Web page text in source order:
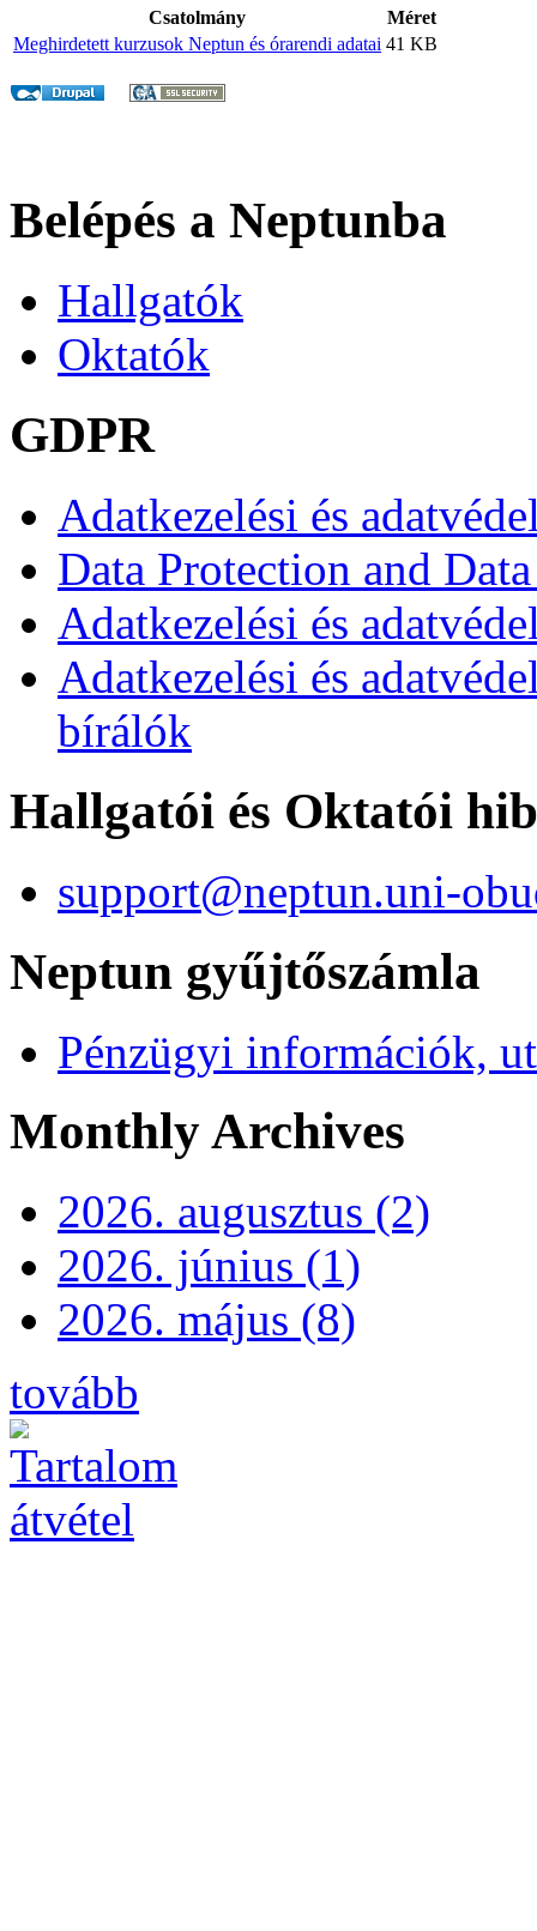
Csatolmány
Méret
Meghirdetett kurzusok Neptun és órarendi adatai 41 KB
Belépés a Neptunba
Hallgatók
Oktatók
GDPR
Adatkezelési és
Data Protection and
Adatkezelési és
Adatkezelési és
bírálók
Hallgatói és Oktatói
support@neptun.uni-
Neptun gyűjtőszámla
Pénzügyi információk,
Monthly Archives
2026. augusztus (2)
2026. június (1)
2026. május (8)
tovább